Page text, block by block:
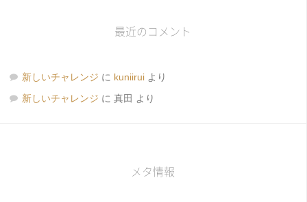
最近のコメント
新しいチャレンジ に kuniirui より
新しいチャレンジ に 真田 より
メタ情報